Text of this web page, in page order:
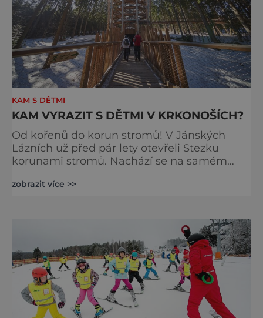
KAM S DĚTMI
KAM VYRAZIT S DĚTMI V KRKONOŠÍCH?
Od kořenů do korun stromů! V Jánských
Lázních už před pár lety otevřeli Stezku
korunami stromů. Nachází se na samém
návštěvníky zavede i do podzemní části. Tam
vše o životě pod zemským povrchem a na
vlastní oči uvidíte spletité kořeny
krkonošských stromů. Z podzemí pak může
zobrazit více >>